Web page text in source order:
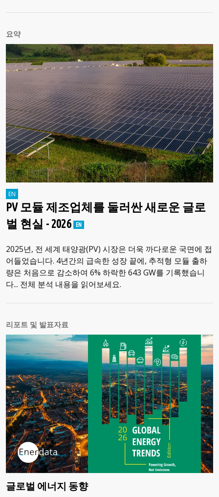
요약
PV 모듈 제조업체를 둘러싼 새로운 글로
벌 현실 - 2026
2025년, 전 세계 태양광(PV) 시장은 더욱 까다로운 국면에 접
어들었습니다. 4년간의 급속한 성장 끝에, 추적형 모듈 출하
량은 처음으로 감소하여 6% 하락한 643 GW를 기록했습니
다... 전체 분석 내용을 읽어보세요.
리포트 및 발표자료
글로벌 에너지 동향